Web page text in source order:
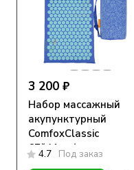
3 200 ₽
Набор массажный
акупунктурный
ComfoxClassic
67*41см (коврик,
подушка, сумка)
4.7 Под заказ